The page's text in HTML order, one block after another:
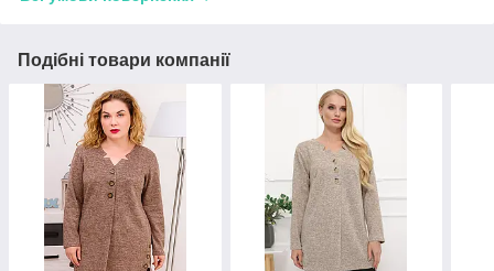
Подібні товари компанії